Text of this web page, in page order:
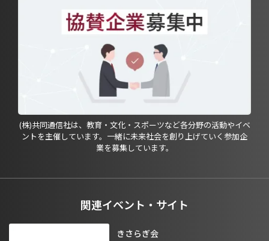
(株)共同通信社は、教育・文化・スポーツなど各分野の活動やイベ
ントを主催しています。一緒に未来社会を創り上げていく参加企
業を募集しています。
関連イベント・サイト
きさらぎ会